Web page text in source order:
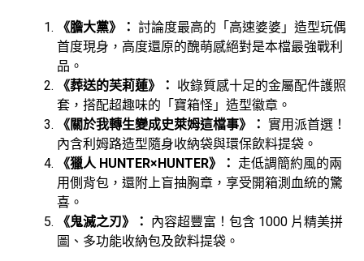
《膽大黨》： 討論度最高的「高速婆婆」造型玩偶
首度現身，高度還原的醜萌感絕對是本檔最強戰利
品。
《葬送的芙莉蓮》： 收錄質感十足的金屬配件護照
套，搭配超趣味的「寶箱怪」造型徽章。
《關於我轉生變成史萊姆這檔事》： 實用派首選！
內含利姆路造型隨身收納袋與環保飲料提袋。
《獵人 HUNTER×HUNTER》： 走低調簡約風的兩
用側背包，還附上盲抽胸章，享受開箱測血統的驚
喜。
《鬼滅之刃》： 內容超豐富！包含 1000 片精美拼
圖、多功能收納包及飲料提袋。